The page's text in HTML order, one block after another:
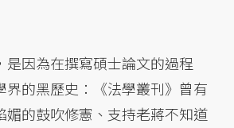
是因為在撰寫碩士論文的過程
界的黑歷史：《法學叢刊》曾有
媚的鼓吹修憲、支持老蔣不知道